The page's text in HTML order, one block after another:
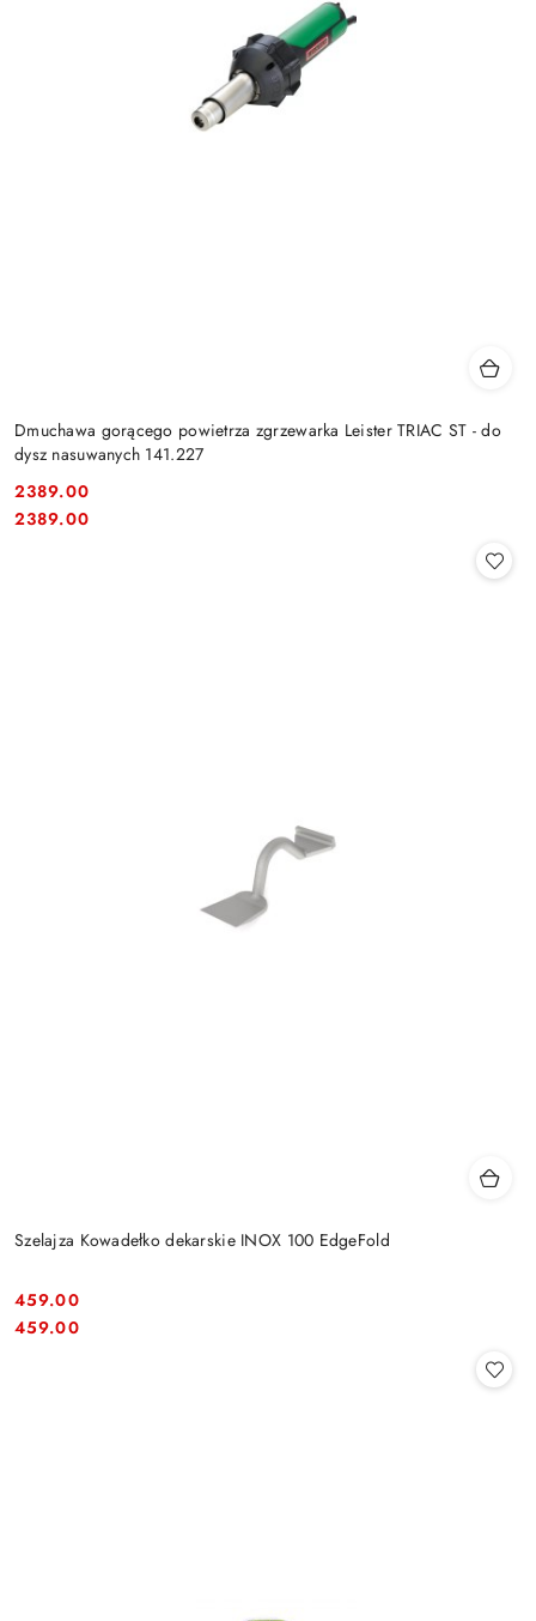
Dmuchawa gorącego powietrza zgrzewarka Leister TRIAC ST - do
dysz nasuwanych 141.227
Cena:
2389.00
Cena:
2389.00
Szelajza Kowadełko dekarskie INOX 100 EdgeFold
Cena:
459.00
Cena:
459.00